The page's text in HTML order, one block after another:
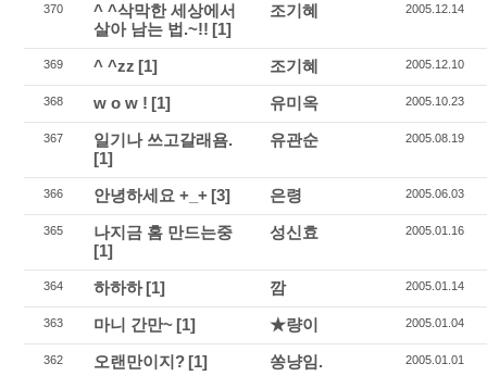
370
^ ^삭막한 세상에서
살아 남는 법.~!! [1]
조기혜 2005.12.14
369 ^ ^zz [1] 조기혜 2005.12.10
368 w o w ! [1] 유미옥 2005.10.23
367
일기나 쓰고갈래욤.
[1]
유관순 2005.08.19
366 안녕하세요 +_+ [3] 은령 2005.06.03
365
나지금 홈 만드는중
[1]
성신효 2005.01.16
364 하하하[1] 깜 2005.01.14
363 마니 간만~ [1] ★량이 2005.01.04
362 오랜만이지? [1] 쏭냥임. 2005.01.01